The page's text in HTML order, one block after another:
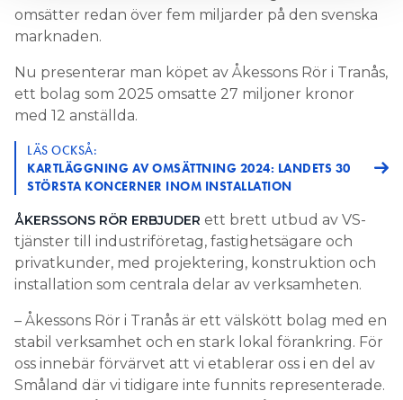
omsätter redan över fem miljarder på den svenska
marknaden.
Nu presenterar man köpet av Åkessons Rör i Tranås,
ett bolag som 2025 omsatte 27 miljoner kronor
med 12 anställda.
LÄS OCKSÅ:
KARTLÄGGNING AV OMSÄTTNING 2024: LANDETS 30
STÖRSTA KONCERNER INOM INSTALLATION
ÅKERSSONS RÖR ERBJUDER ett brett utbud av VS-
tjänster till industriföretag, fastighetsägare och
privatkunder, med projektering, konstruktion och
installation som centrala delar av verksamheten.
– Åkessons Rör i Tranås är ett välskött bolag med en
stabil verksamhet och en stark lokal förankring. För
oss innebär förvärvet att vi etablerar oss i en del av
Småland där vi tidigare inte funnits representerade.